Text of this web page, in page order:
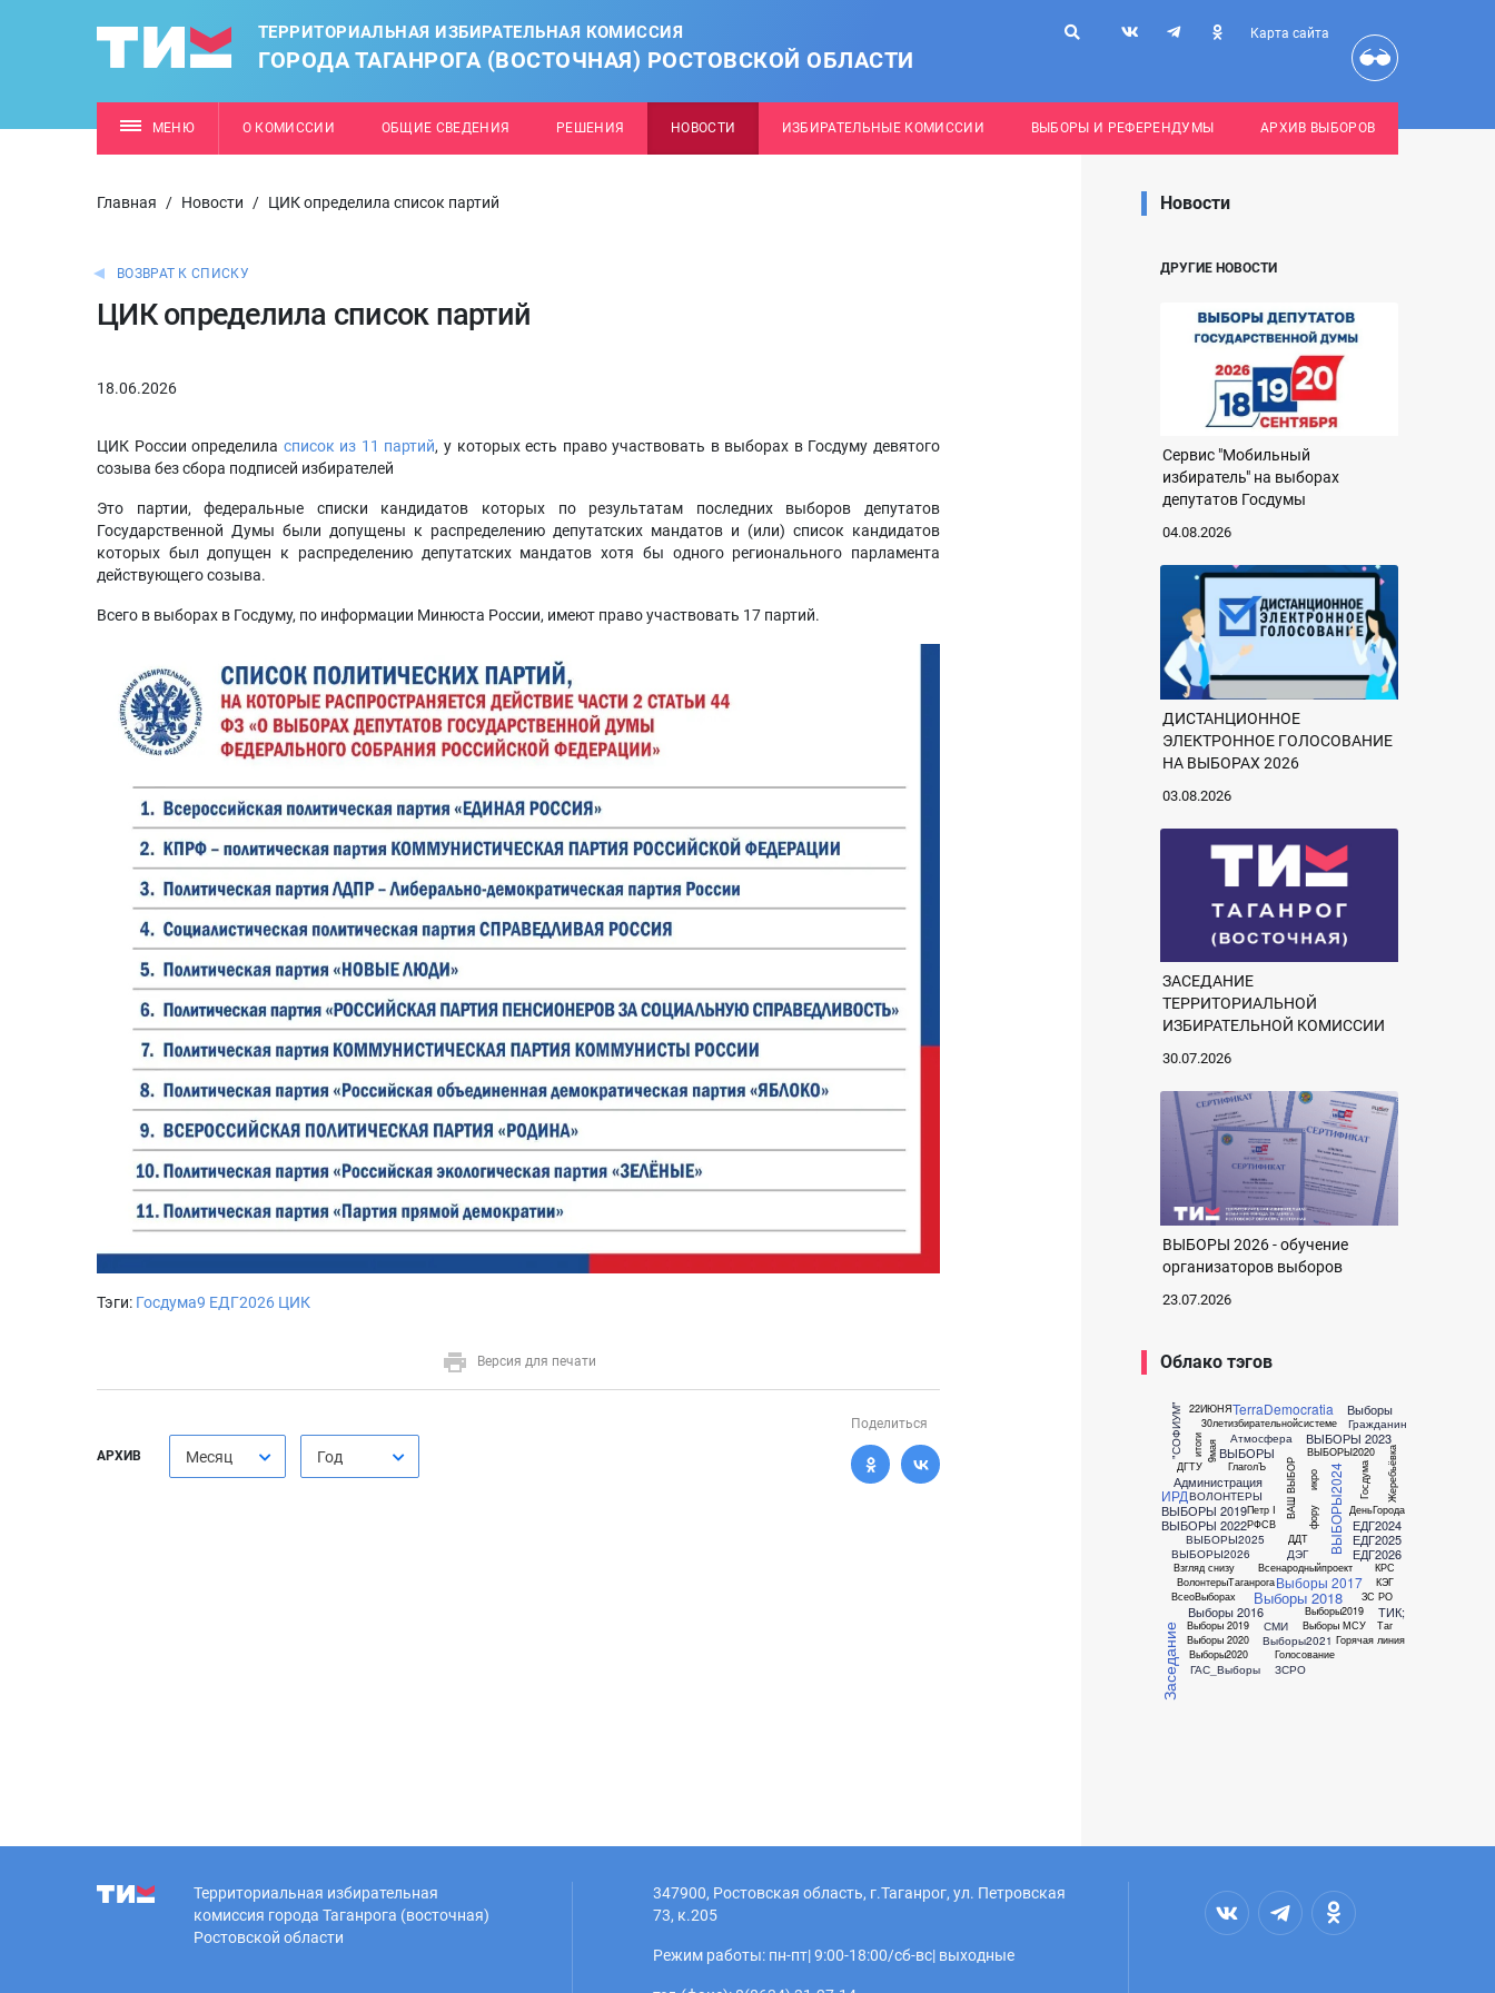
ТЕРРИТОРИАЛЬНАЯ ИЗБИРАТЕЛЬНАЯ КОМИССИЯ
ГОРОДА ТАГАНРОГА (ВОСТОЧНАЯ) РОСТОВСКОЙ ОБЛАСТИ
Карта сайта
МЕНЮ О КОМИССИИ ОБЩИЕ СВЕДЕНИЯ РЕШЕНИЯ НОВОСТИ ИЗБИРАТЕЛЬНЫЕ КОМИССИИ ВЫБОРЫ И РЕФЕРЕНДУМЫ АРХИВ ВЫБОРОВ
Главная / Новости / ЦИК определила список партий
ВОЗВРАТ К СПИСКУ
ЦИК определила список партий
18.06.2026
ЦИК России определила список из 11 партий, у которых есть право участвовать в выборах в Госдуму девятого
созыва без сбора подписей избирателей
Это партии, федеральные списки кандидатов которых по результатам последних выборов депутатов
Государственной Думы были допущены к распределению депутатских мандатов и (или) список кандидатов
которых был допущен к распределению депутатских мандатов хотя бы одного регионального парламента
действующего созыва.
Всего в выборах в Госдуму, по информации Минюста России, имеют право участвовать 17 партий.
Тэги: Госдума9 ЕДГ2026 ЦИК
Версия для печати
АРХИВ Месяц Год
Поделиться
Новости
ДРУГИЕ НОВОСТИ
Сервис "Мобильный
избиратель" на выборах
депутатов Госдумы
04.08.2026
ДИСТАНЦИОННОЕ
ЭЛЕКТРОННОЕ ГОЛОСОВАНИЕ
НА ВЫБОРАХ 2026
03.08.2026
ЗАСЕДАНИЕ
ТЕРРИТОРИАЛЬНОЙ
ИЗБИРАТЕЛЬНОЙ КОМИССИИ
30.07.2026
ВЫБОРЫ 2026 - обучение
организаторов выборов
23.07.2026
Облако тэгов
"СОФИУМ"
22ИЮНЯ
30летизбирательнойсистеме
9мая
TerraDemocratia
Администрация
Атмосфера
ВАШ ВЫБОР
ВОЛОНТЕРЫ
ВЫБОРЫ
ВЫБОРЫ 2019
ВЫБОРЫ 2022
ВЫБОРЫ 2023
ВЫБОРЫ2020
ВЫБОРЫ2024
ВЫБОРЫ2025
ВЫБОРЫ2026
Взгляд снизу
ВолонтерыТаганрога
Всенародныйпроект
ВсеоВыборах
Выборы
Выборы 2016
Выборы 2017
Выборы 2018
Выборы 2019
Выборы 2020
Выборы МСУ
Выборы2019
Выборы2020
Выборы2021
ГАС_Выборы
ГлаголЪ
Голосование
Горячая линия
Госдума
Гражданин
ДГТУ
ДДТ
ДЭГ
ДеньГорода
ЕДГ2024
ЕДГ2025
ЕДГ2026
Жеребьёвка
ЗС РО
ЗСРО
Заседание
ИРД
КРС
КЭГ
Петр I
РФСВ
СМИ
ТИК;
Таг
икро
итоги
фору
Территориальная избирательная
комиссия города Таганрога (восточная)
Ростовской области
347900, Ростовская область, г.Таганрог, ул. Петровская
73, к.205
Режим работы: пн-пт| 9:00-18:00/сб-вс| выходные